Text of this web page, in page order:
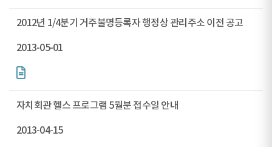
2012년 1/4분기 거주불명등록자 행정상 관리주소 이전 공고
2013-05-01
자치회관 헬스 프로그램 5월분 접수일 안내
2013-04-15